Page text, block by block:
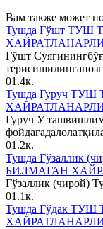
Вам также может
Тушда Гўшт
Гўшт
01.4к.
Тушда Гуруч
Гуруч У
01.2к.
Тушда Гўзаллик
БИЛМАГАН
Гўзаллик (чирой)
01.1к.
Тушда Гўдак